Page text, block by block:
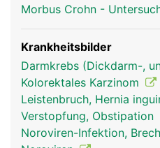
Morbus Crohn -
Krankheitsbilder
Darmkrebs (Dickdarm-,
Kolorektales Karzinom
Leistenbruch, Hernia
Verstopfung, Obstipation
Noroviren-Infektion,